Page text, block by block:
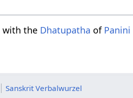
with the Dhatupatha of Panini
Sanskrit Verbalwurzel